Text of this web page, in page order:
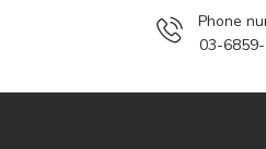
Phone
03-